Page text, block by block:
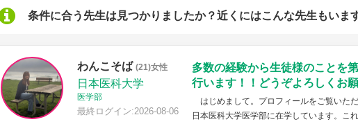
条件に合う先生は見つかりましたか？近くにはこんな先生もいま
わんこそば (21)女性
日本医科大学
医学部
最終ログイン:2026-08-06
多数の経験から生徒様のことを
行います！！どうぞよろしくお願
はじめまして。プロフィールをご覧いた
日本医科大学医学部に在学しています。こ